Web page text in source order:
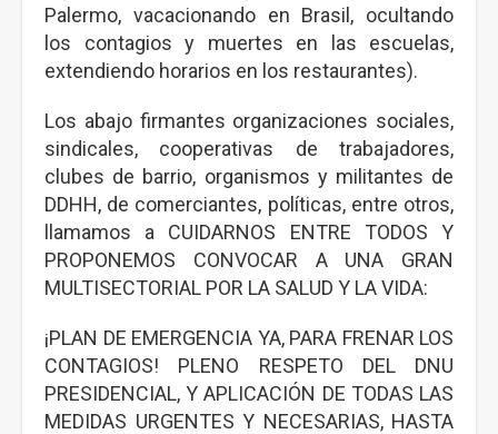
Palermo, vacacionando en Brasil, ocultando
los contagios y muertes en las escuelas,
extendiendo horarios en los restaurantes).
Los abajo firmantes organizaciones sociales,
sindicales, cooperativas de trabajadores,
clubes de barrio, organismos y militantes de
DDHH, de comerciantes, políticas, entre otros,
llamamos a CUIDARNOS ENTRE TODOS Y
PROPONEMOS CONVOCAR A UNA GRAN
MULTISECTORIAL POR LA SALUD Y LA VIDA:
¡PLAN DE EMERGENCIA YA, PARA FRENAR LOS
CONTAGIOS! PLENO RESPETO DEL DNU
PRESIDENCIAL, Y APLICACIÓN DE TODAS LAS
MEDIDAS URGENTES Y NECESARIAS, HASTA